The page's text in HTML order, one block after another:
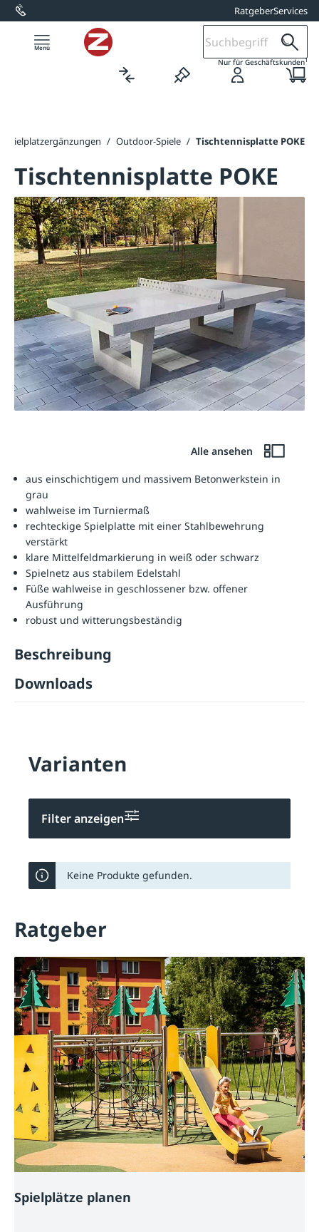
springen RatgeberServices
Nur für Geschäftskunden1
Spielplatzergänzungen / Outdoor-Spiele / Tischtennisplatte POKE
Tischtennisplatte POKE
Alle ansehen
aus einschichtigem und massivem Betonwerkstein in
grau
wahlweise im Turniermaß
rechteckige Spielplatte mit einer Stahlbewehrung
verstärkt
klare Mittelfeldmarkierung in weiß oder schwarz
Spielnetz aus stabilem Edelstahl
Füße wahlweise in geschlossener bzw. offener
Ausführung
robust und witterungsbeständig
Beschreibung
Downloads
Varianten
Filter anzeigen
Keine Produkte gefunden.
Ratgeber
Spielplätze planen